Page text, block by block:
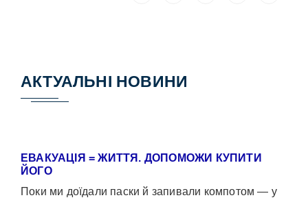
АКТУАЛЬНІ НОВИНИ
ЕВАКУАЦІЯ = ЖИТТЯ. ДОПОМОЖИ КУПИТИ
ЙОГО
Поки ми доїдали паски й запивали компотом — у